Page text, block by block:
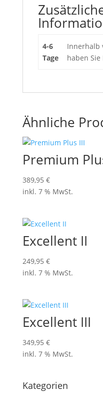
4-6
Tage
Innerhalb
haben
Ähnliche
Premium
389,95 €
inkl. 7 % MwSt.
Excellent II
249,95 €
inkl. 7 % MwSt.
Excellent III
349,95 €
inkl. 7 % MwSt.
Kategorien